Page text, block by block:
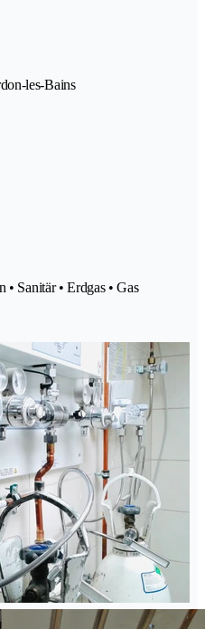
les-Bains
Sanitär • Erdgas • Gas